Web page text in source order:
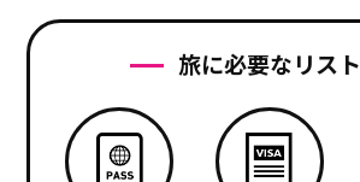
旅に必要なリスト